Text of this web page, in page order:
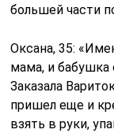
большей части
Оксана, 35:
мама, и
Заказала
пришел еще и
взять в руки,